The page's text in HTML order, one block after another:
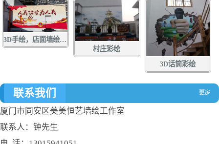
3D手绘，店面墙绘，店面涂鸦，立体画彩绘，壁画
村庄彩绘
3D话筒彩绘
联系我们
厦门市同安区美美恒艺墙绘工作室
联系人：钟先生